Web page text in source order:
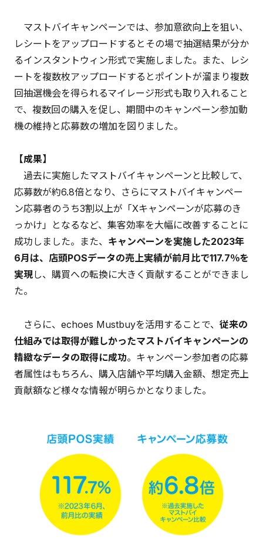
マストバイキャンペーンでは、参加意欲向上を狙い、
レシートをアップロードするとその場で抽選結果が分か
るインスタントウィン形式で実施しました。また、レシ
ートを複数枚アップロードするとポイントが溜まり複数
回抽選機会を得られるマイレージ形式も取り入れること
で、複数回の購入を促し、期間中のキャンペーン参加動
機の維持と応募数の増加を図りました。
【成果】
過去に実施したマストバイキャンペーンと比較して、
応募数が約6.8倍となり、さらにマストバイキャンペー
ン応募者のうち3割以上が「Xキャンペーンが応募のき
っかけ」となるなど、集客効率を大幅に改善することに
成功しました。また、 キャンペーンを実施した2023年
6月は、店頭POSデータの売上実績が前月比で117.7％を
実現し、購買への転換に大きく貢献することができまし
た。
さらに、echoes Mustbuyを活用することで、 従来の
仕組みでは取得が難しかったマストバイキャンペーンの
精緻なデータの取得に成功。キャンペーン参加者の応募
者属性はもちろん、購入店舗や平均購入金額、想定売上
貢献額など様々な情報が明らかとなりました。